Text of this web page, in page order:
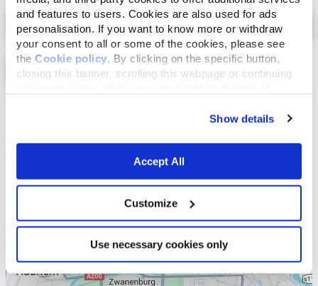
and features to users. Cookies are also used for ads
personalisation. If you want to know more or withdraw
your consent to all or some of the cookies, please see
the Cookie policy . By clicking on the specific button,
closing this banner, scrolling this webpage or continuing
Show details
Accept All
Customize
Use necessary cookies only
Select a tab